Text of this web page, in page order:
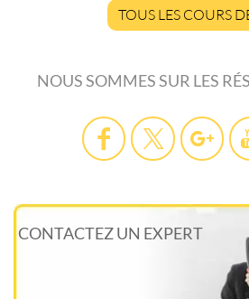
TOUS LES COURS
NOUS SOMMES SUR LES
CONTACTEZ UN EXPERT